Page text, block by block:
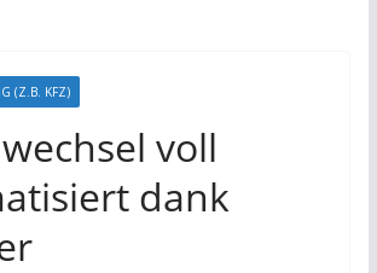
(Z.B. KFZ)
voll
dank